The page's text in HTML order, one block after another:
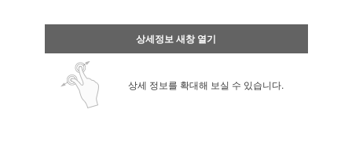
상세정보 새창 열기
상세 정보를 확대해 보실 수 있습니다.